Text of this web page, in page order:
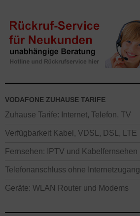
VODAFONE ZUHAUSE TARIFE
Zuhause Tarife: Internet, Telefon, TV
Verfügbarkeit Kabel, VDSL, DSL, LTE
Fernsehen: IPTV und Kabelfernsehen
Telefonanschluss ohne Internetzugang
Geräte: WLAN Router und Modems